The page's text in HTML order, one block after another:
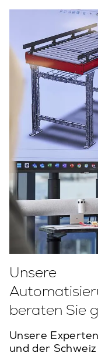
Unsere
beraten Sie
Unsere
und der